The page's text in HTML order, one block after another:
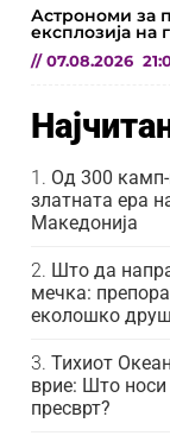
Астрономи за
експлозија на
// 07.08.2026
Од 300
златната ера
Македонија
Што да
мечка:
еколошко
Тихиот
врие: Што
пресврт?